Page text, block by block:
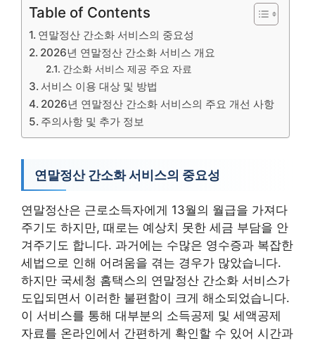
Table of Contents
연말정산 간소화 서비스의 중요성
2026년 연말정산 간소화 서비스 개요
간소화 서비스 제공 주요 자료
서비스 이용 대상 및 방법
2026년 연말정산 간소화 서비스의 주요 개선 사항
주의사항 및 추가 정보
연말정산 간소화 서비스의 중요성
연말정산은 근로소득자에게 13월의 월급을 가져다
주기도 하지만, 때로는 예상치 못한 세금 부담을 안
겨주기도 합니다. 과거에는 수많은 영수증과 복잡한
세법으로 인해 어려움을 겪는 경우가 많았습니다.
하지만 국세청 홈택스의 연말정산 간소화 서비스가
도입되면서 이러한 불편함이 크게 해소되었습니다.
이 서비스를 통해 대부분의 소득공제 및 세액공제
자료를 온라인에서 간편하게 확인할 수 있어 시간과